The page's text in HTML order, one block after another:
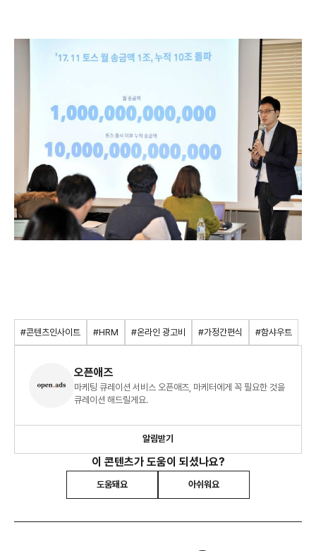
#콘텐츠인사이트 #HRM #온라인 광고비 #가정간편식 #함샤우트
오픈애즈
마케팅 큐레이션 서비스 오픈애즈, 마케터에게 꼭 필요한 것을
큐레이션 해드릴게요.
알림받기
이 콘텐츠가 도움이 되셨나요?
도움돼요 아쉬워요